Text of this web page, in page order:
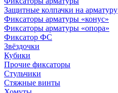
Защитные колпачки на арматуру
Фиксаторы арматуры «конус»
Фиксаторы арматуры «опора»
Фиксатор ФС
Звёздочки
Кубики
Прочие фиксаторы
Стульчики
Стяжные винты